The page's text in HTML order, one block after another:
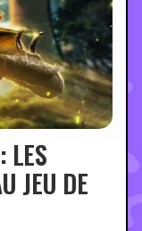
LES
JEU DE